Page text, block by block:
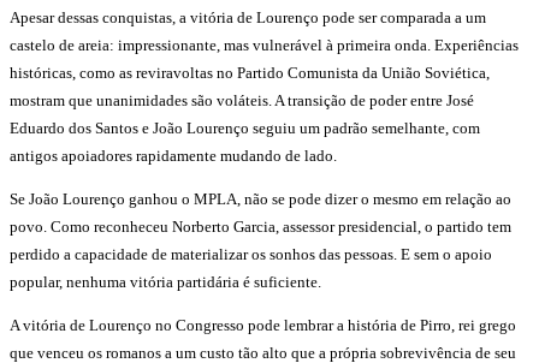
Apesar dessas conquistas, a vitória de Lourenço pode ser comparada a um
castelo de areia: impressionante, mas vulnerável à primeira onda. Experiências
históricas, como as reviravoltas no Partido Comunista da União Soviética,
mostram que unanimidades são voláteis. A transição de poder entre José
Eduardo dos Santos e João Lourenço seguiu um padrão semelhante, com
antigos apoiadores rapidamente mudando de lado.
Se João Lourenço ganhou o MPLA, não se pode dizer o mesmo em relação ao
povo. Como reconheceu Norberto Garcia, assessor presidencial, o partido tem
perdido a capacidade de materializar os sonhos das pessoas. E sem o apoio
popular, nenhuma vitória partidária é suficiente.
A vitória de Lourenço no Congresso pode lembrar a história de Pirro, rei grego
que venceu os romanos a um custo tão alto que a própria sobrevivência de seu